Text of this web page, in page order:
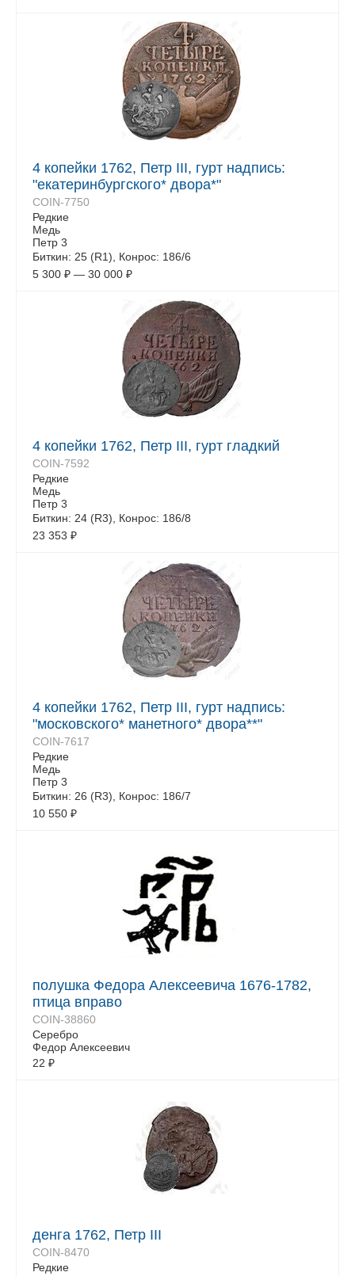
4 копейки 1762, Петр III, гурт надпись:
"екатеринбургского* двора*"
COIN-7750
Редкие
Медь
Петр 3
Биткин: 25 (R1), Конрос: 186/6
5 300 ₽ — 30 000 ₽
4 копейки 1762, Петр III, гурт гладкий
COIN-7592
Редкие
Медь
Петр 3
Биткин: 24 (R3), Конрос: 186/8
23 353 ₽
4 копейки 1762, Петр III, гурт надпись:
"московского* манетного* двора**"
COIN-7617
Редкие
Медь
Петр 3
Биткин: 26 (R3), Конрос: 186/7
10 550 ₽
полушка Федора Алексеевича 1676-1782,
птица вправо
COIN-38860
Серебро
Федор Алексеевич
22 ₽
денга 1762, Петр III
COIN-8470
Редкие